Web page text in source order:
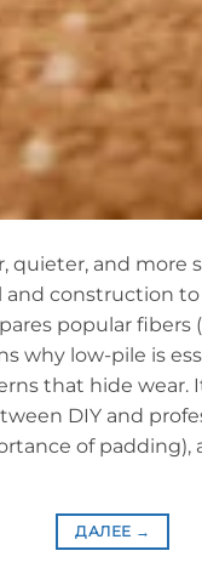
quieter, and
construction to
popular
why low-pile is
that hide wear.
DIY and
of padding),
ДАЛЕЕ →